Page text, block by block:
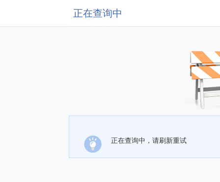
正在查询中
正在查询中，请刷新重试